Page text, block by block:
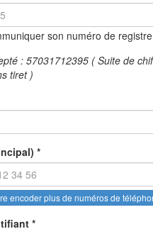
son numéro de
: 57031712395 ( Suite de
tiret )
*
encoder plus de numéros de
*